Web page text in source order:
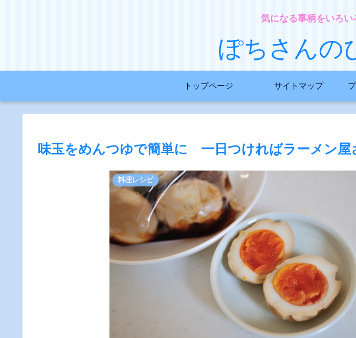
気になる事柄をいろ
ぽちさんの
トップページ サイトマップ
味玉をめんつゆで簡単に 一日つければラーメン屋
料理レシピ